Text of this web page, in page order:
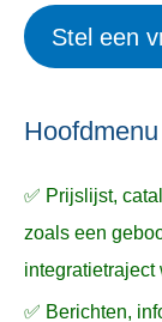
e
n
e
k
a
r
:
Stel een
Hoofdmenu
✅ Prijslijst,
zoals een
✅ Berichten,
p
n